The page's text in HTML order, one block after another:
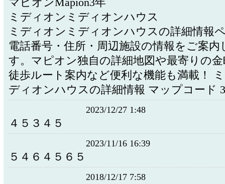
マピオンMapion3年
ミディオンミディオンハウス
ミディオンミディオンハウスの詳細情報
電話番号・住所・周辺施設の情報をご案内
す。マピオン独自の詳細地図や最寄りの
徒歩ルート案内など便利な機能も満載！
ディオンハウスの詳細情報 マップコード
2023/12/27 1:48
４５３４５
2023/11/16 16:39
５４６４５６５
2018/12/17 7:58